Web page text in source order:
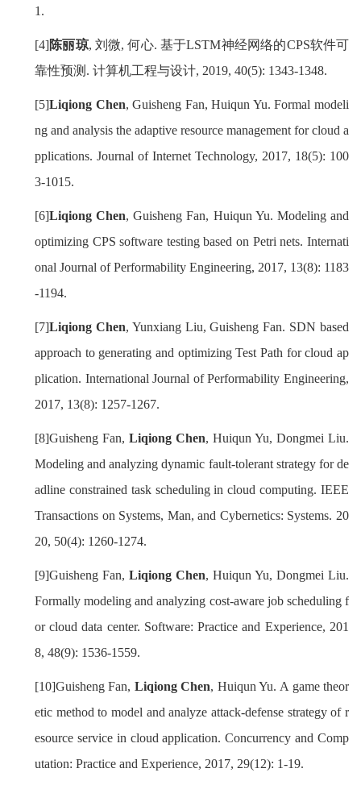
1.
[4]陈丽琼, 刘微,何心.基于LSTM神经网络的CPS软件可
靠性预测 . 计算机工程与设计, 2019, 40(5): 1343-1348.
[5]Liqiong Chen, Guisheng Fan, Huiqun Yu. Formal modeli
ng and analysis the adaptive resource management for cloud a
pplications. Journal of Internet Technology, 2017, 18(5): 100
3-1015.
[6]Liqiong Chen, Guisheng Fan, Huiqun Yu. Modeling and
optimizing CPS software testing based on Petri nets. Internati
onal Journal of Performability Engineering, 2017, 13(8): 1183
-1194.
[7]Liqiong Chen, Yunxiang Liu, Guisheng Fan. SDN based
approach to generating and optimizing Test Path for cloud ap
plication. International Journal of Performability Engineering,
2017, 13(8): 1257-1267.
[8]Guisheng Fan, Liqiong Chen, Huiqun Yu, Dongmei Liu.
Modeling and analyzing dynamic fault-tolerant strategy for de
adline constrained task scheduling in cloud computing. IEEE
Transactions on Systems, Man, and Cybernetics: Systems. 20
20, 50(4): 1260-1274.
[9]Guisheng Fan, Liqiong Chen, Huiqun Yu, Dongmei Liu.
Formally modeling and analyzing cost-aware job scheduling f
or cloud data center. Software: Practice and Experience, 201
8, 48(9): 1536-1559.
[10]Guisheng Fan, LiqiongChen, Huiqun Yu. A game theor
etic method to model and analyze attack-defense strategy of r
esource service in cloud application. Concurrency and Comp
utation: Practice and Experience, 2017, 29(12): 1-19.